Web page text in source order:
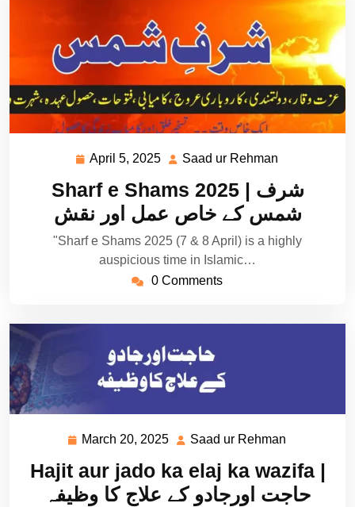
April 5, 2025 April
2025
Saad ur Rehman
Rehman
Sharf e Shams 2025 | شرف
شمس کے خاص عمل اور نقش
"Sharf e Shams 2025 (7 & 8 April) is a highly
auspicious time in Islamic…
0 Comments
March 20, 2025 March
2025
Saad ur Rehman
Rehman
Hajit aur jado ka elaj ka wazifa |
حاجت اورجادو کے علاج کا وظیفہ